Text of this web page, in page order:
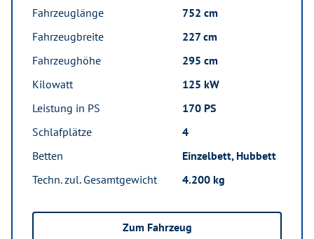
Fahrzeuglänge
752 cm
Fahrzeugbreite
227 cm
Fahrzeughöhe
295 cm
Kilowatt
125 kW
Leistung in PS
170 PS
Schlafplätze
4
Betten
Einzelbett, Hubbett
Techn. zul. Gesamtgewicht
4.200 kg
Zum Fahrzeug